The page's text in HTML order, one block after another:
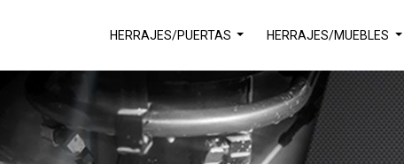
HERRAJES/PUERTAS HERRAJES/MUEBLES